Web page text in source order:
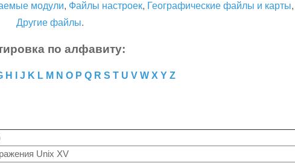
модули, Файлы настроек, Географические файлы и карты,
Другие файлы.
по алфавиту:
H J K L M N O P Q R S T U V W X Y Z
Unix XV